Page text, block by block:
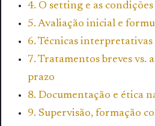
4. O setting e as
5. Avaliação inicial e
6. Técnicas
7. Tratamentos breves vs.
prazo
8. Documentação e ética
9. Supervisão, formação